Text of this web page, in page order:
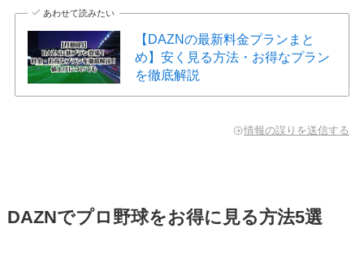
あわせて読みたい
【DAZNの最新料金プランまと
め】安く見る方法・お得なプラン
を徹底解説
情報の誤りを送信する
DAZNでプロ野球をお得に見る方法5選